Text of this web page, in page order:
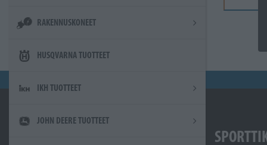
RAKENNUSKONEET
HUSQVARNA TUOTTEET
IKH TUOTTEET
JOHN DEERE TUOTTEET